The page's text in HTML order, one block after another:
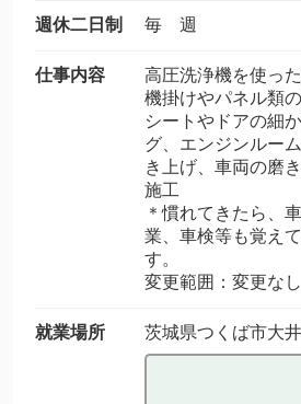
週休二日制 毎 週
仕事内容
高圧洗浄機を使っ
機掛けやパネル類
シートやドアの細
グ、エンジンルー
き上げ、車両の磨
施工
＊慣れてきたら、
業、車検等も覚え
す。
変更範囲：変更なし
就業場所 茨城県つくば市大